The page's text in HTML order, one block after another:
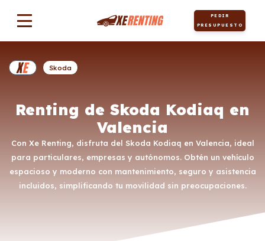
PEDIR
PRESUPUESTO
Renting de Skoda Kodiaq en
Valencia
Con Xe Renting, disfruta del Skoda Kodiaq en Valencia, ideal
para particulares, empresas y autónomos. Obtén un vehículo
espacioso y moderno con mantenimiento, seguro y asistencia
incluidos, simplificando tu movilidad sin preocupaciones.
Skoda